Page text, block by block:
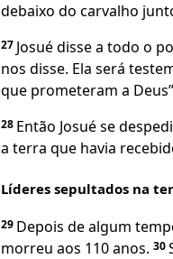
debaixo do carvalho
27 Josué disse a todo o
nos disse. Ela será
que prometeram a
28 Então Josué se
a terra que havia
Líderes sepultados na
29 Depois de algum
morreu aos 110 anos. 30